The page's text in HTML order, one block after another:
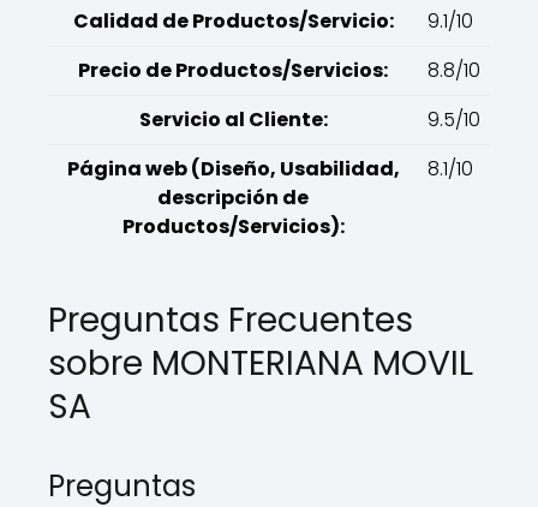
Calidad de Productos/Servicio:
9.1/10
Precio de Productos/Servicios:
8.8/10
Servicio al Cliente:
9.5/10
Página web (Diseño, Usabilidad,
descripción de
Productos/Servicios):
8.1/10
Preguntas Frecuentes
sobre MONTERIANA MOVIL
SA
Preguntas